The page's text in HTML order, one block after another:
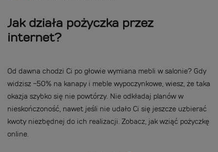
Jak działa pożyczka przez
internet?
Od dawna chodzi Ci po głowie wymiana mebli w salonie? Gdy
widzisz -50% na kanapy i meble wypoczynkowe, wiesz, że taka
okazja szybko się nie powtórzy. Nie odkładaj planów w
nieskończoność, nawet jeśli nie udało Ci się jeszcze uzbierać
kwoty niezbędnej do ich realizacji. Zobacz, jak wziąć pożyczkę
online.